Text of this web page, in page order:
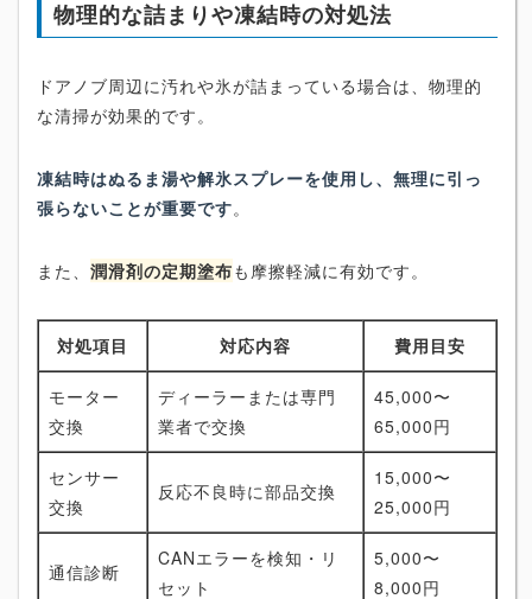
物理的な詰まりや凍結時の対処法
ドアノブ周辺に汚れや氷が詰まっている場合は、物理的
な清掃が効果的です。
凍結時はぬるま湯や解氷スプレーを使用し、無理に引っ
張らないことが重要です。
また、 潤滑剤の定期塗布も摩擦軽減に有効です。
対処項目 対応内容 費用目安
モーター
交換
ディーラーまたは専門
業者で交換
45,000〜
65,000円
センサー
交換
反応不良時に部品交換
15,000〜
25,000円
通信診断
CANエラーを検知・リ
セット
5,000〜
8,000円